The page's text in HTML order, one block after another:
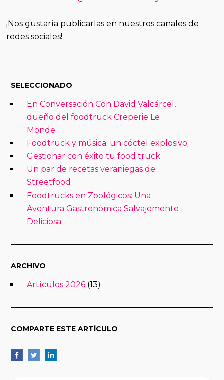
¡Nos gustaría publicarlas en nuestros canales de
redes sociales!
SELECCIONADO
En Conversación Con David Valcárcel,
dueño del foodtruck Creperie Le
Monde
Foodtruck y música: un cóctel explosivo
Gestionar con éxito tu food truck
Un par de recetas veraniegas de
Streetfood
Foodtrucks en Zoológicos: Una
Aventura Gastronómica Salvajemente
Deliciosa
ARCHIVO
Artículos 2026 (13)
COMPARTE ESTE ARTÍCULO